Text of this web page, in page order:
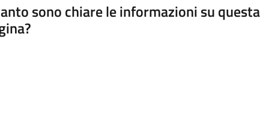
sono chiare le informazioni su questa